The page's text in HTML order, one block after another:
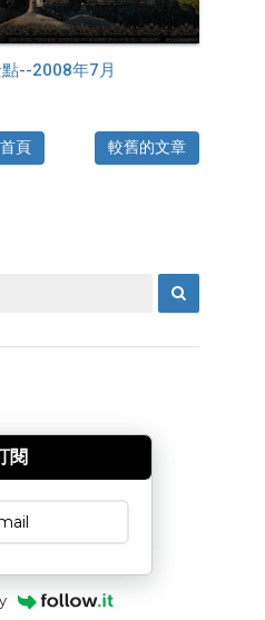
--2008年7月
較舊的文章
首頁
章
閱